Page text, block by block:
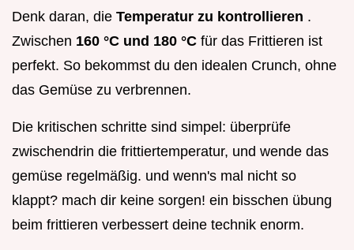
Denk daran, die Temperatur zu kontrollieren .
Zwischen 160 °C und 180 °C für das Frittieren ist
perfekt. So bekommst du den idealen Crunch, ohne
das Gemüse zu verbrennen.
Die kritischen schritte sind simpel: überprüfe
zwischendrin die frittiertemperatur, und wende das
gemüse regelmäßig. und wenn's mal nicht so
klappt? mach dir keine sorgen! ein bisschen übung
beim frittieren verbessert deine technik enorm.